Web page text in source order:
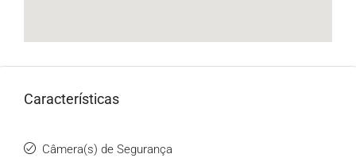
Características
Câmera(s) de Segurança